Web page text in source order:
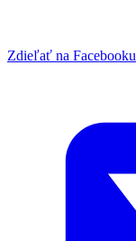
Zdieľať na Facebooku